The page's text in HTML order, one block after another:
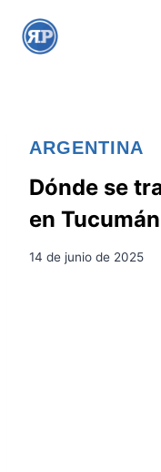
ARGENTINA
Dónde se
en Tucumán
14 de junio de 2025